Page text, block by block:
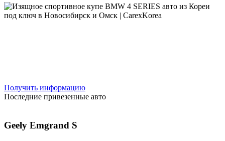
Получить информацию
Последние привезенные авто
Geely Emgrand S